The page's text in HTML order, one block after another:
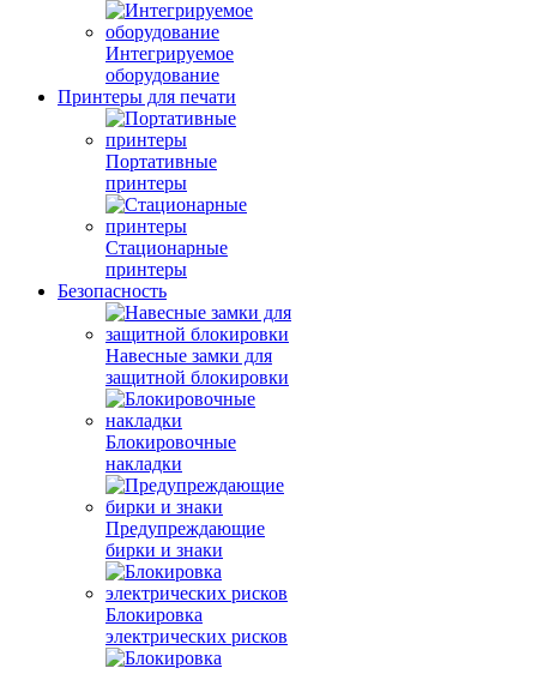
Интегрируемое
оборудование
Принтеры для печати
Портативные
принтеры
Стационарные
принтеры
Безопасность
Навесные замки для
защитной блокировки
Блокировочные
накладки
Предупреждающие
бирки и знаки
Блокировка
электрических рисков